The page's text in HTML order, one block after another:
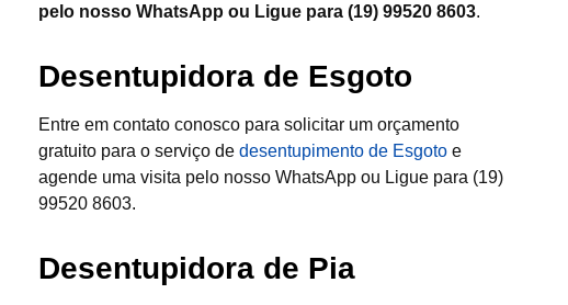
pelo nosso WhatsApp ou Ligue para (19) 99520 8603.
Desentupidora de Esgoto
Entre em contato conosco para solicitar um orçamento
gratuito para o serviço dedesentupimento de Esgoto e
agende uma visita pelo nosso WhatsApp ou Ligue para (19)
99520 8603.
Desentupidora de Pia